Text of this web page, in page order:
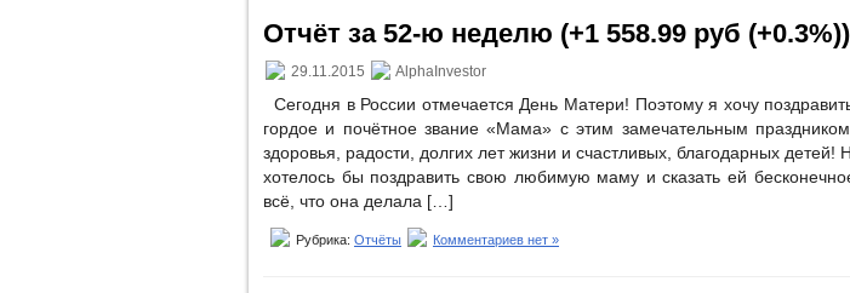
Отчёт за 52-ю неделю (+1 558.99 руб (+0.3%))
29.11.2015 AlphaInvestor
Сегодня в России отмечается День Матери! Поэтому я хочу
гордое и почётное звание «Мама» с этим замечательным
здоровья, радости, долгих лет жизни и счастливых, благодарных детей!
хотелось бы поздравить свою любимую маму и сказать ей
всё, что она делала […]
Рубрика: Отчёты Комментариев нет »